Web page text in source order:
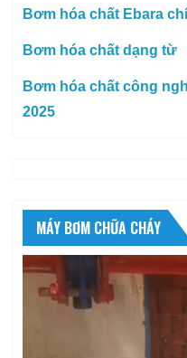
Bơm hóa chất Ebara
Bơm hóa chất dạng từ
Bơm hóa chất công
2025
MÁY BƠM CHỮA CHÁY
Trình
chơi